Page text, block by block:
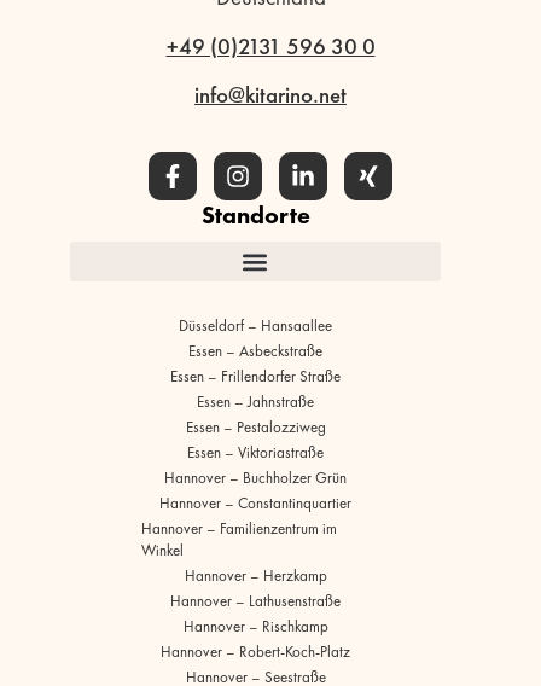
+49 (0)2131 596 30 0
info@kitarino.net
Standorte
Düsseldorf – Hansaallee
Essen – Asbeckstraße
Essen – Frillendorfer Straße
Essen – Jahnstraße
Essen – Pestalozziweg
Essen – Viktoriastraße
Hannover – Buchholzer Grün
Hannover – Constantinquartier
Hannover – Familienzentrum im
Winkel
Hannover – Herzkamp
Hannover – Lathusenstraße
Hannover – Rischkamp
Hannover – Robert-Koch-Platz
Hannover – Seestraße